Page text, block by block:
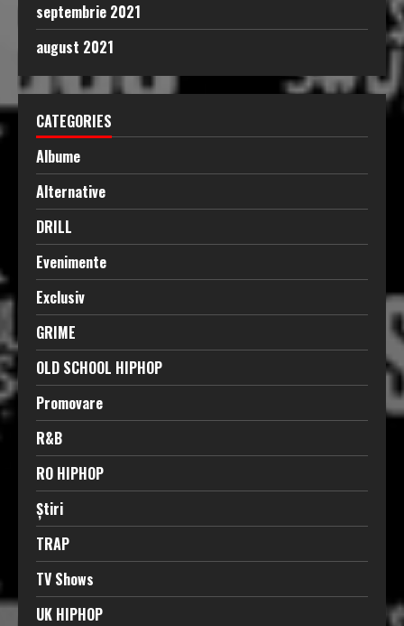
septembrie 2021
august 2021
CATEGORIES
Albume
Alternative
DRILL
Evenimente
Exclusiv
GRIME
OLD SCHOOL HIPHOP
Promovare
R&B
RO HIPHOP
Știri
TRAP
TV Shows
UK HIPHOP